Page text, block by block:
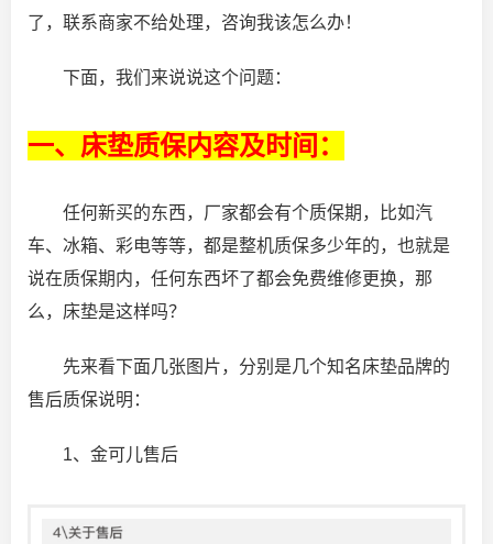
了，联系商家不给处理，咨询我该怎么办！
下面，我们来说说这个问题：
一、床垫质保内容及时间：
任何新买的东西，厂家都会有个质保期，比如汽
车、冰箱、彩电等等，都是整机质保多少年的，也就是
说在质保期内，任何东西坏了都会免费维修更换，那
么，床垫是这样吗？
先来看下面几张图片，分别是几个知名床垫品牌的
售后质保说明：
1、金可儿售后